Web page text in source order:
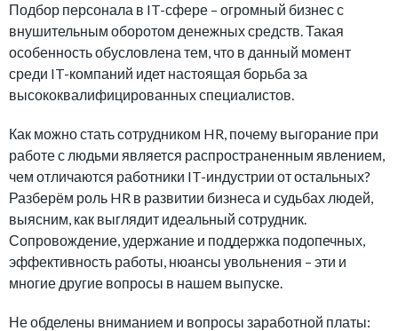
Подбор персонала в IT-сфере – огромный бизнес с
внушительным оборотом денежных средств. Такая
особенность обусловлена тем, что в данный момент
среди IT-компаний идет настоящая борьба за
высококвалифицированных специалистов.
Как можно стать сотрудником HR, почему выгорание при
работе с людьми является распространенным явлением,
чем отличаются работники IT-индустрии от остальных?
Разберём роль HR в развитии бизнеса и судьбах людей,
выясним, как выглядит идеальный сотрудник.
Сопровождение, удержание и поддержка подопечных,
эффективность работы, нюансы увольнения – эти и
многие другие вопросы в нашем выпуске.
Не обделены вниманием и вопросы заработной платы: